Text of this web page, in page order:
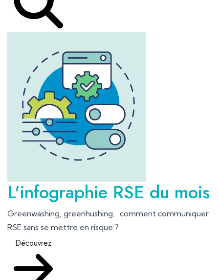
L'infographie RSE du mois
Greenwashing, greenhushing… comment communiquer
RSE sans se mettre en risque ?
Découvrez